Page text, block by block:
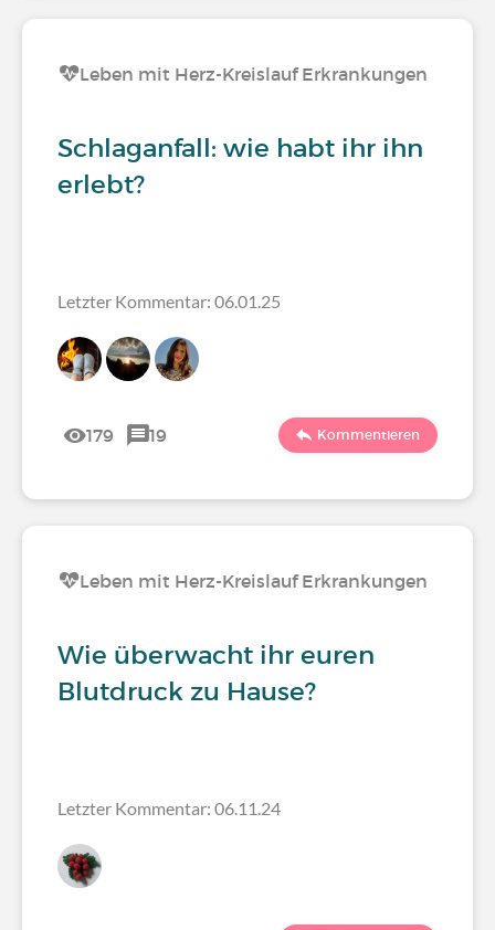
Leben mit Herz-Kreislauf Erkrankungen
Schlaganfall: wie habt ihr ihn
erlebt?
Letzter Kommentar: 06.01.25
179 19 Kommentieren
Leben mit Herz-Kreislauf Erkrankungen
Wie überwacht ihr euren
Blutdruck zu Hause?
Letzter Kommentar: 06.11.24